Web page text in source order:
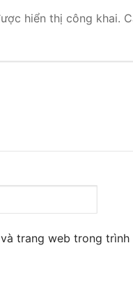
HOSTED PHONE
Tổng đài Yeastar K2
VOIP GATEWAY
FXS VoIP Gateway
FXO VoIP Gateway
hiển thị công khai.
trang web trong